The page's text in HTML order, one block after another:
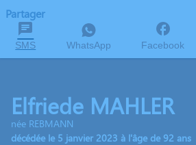
Partager
SMS WhatsApp Facebook
Elfriede MAHLER
née REBMANN
décédée le 5 janvier 2023 à l'âge de 92 ans